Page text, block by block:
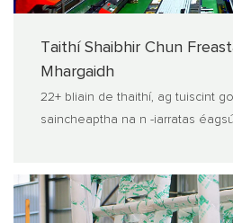
Taithí Shaibhir Chun
Mhargaidh
22+ bliain de thaithí, ag tuiscint
saincheaptha na n -iarratas